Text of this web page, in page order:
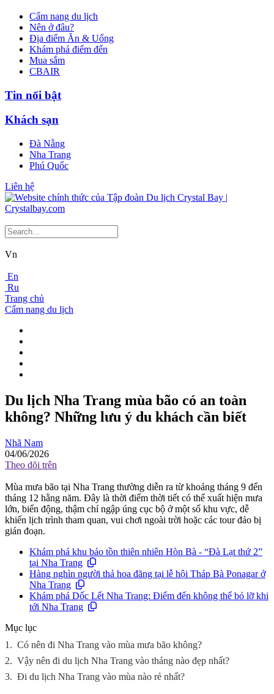
Cẩm nang du lịch
Nên ở đâu?
Địa điểm Ăn & Uống
Khám phá điểm đến
Mua sắm
CBAIR
Tin nổi bật
Khách sạn
Đà Nẵng
Nha Trang
Phú Quốc
Liên hệ
Vn
En
Ru
Trang chủ
Cẩm nang du lịch
Du lịch Nha Trang mùa bão có an toàn
không? Những lưu ý du khách cần biết
Nhã Nam
04/06/2026
Theo dõi trên
Mùa mưa bão tại Nha Trang thường diễn ra từ khoảng tháng 9 đến
tháng 12 hằng năm. Đây là thời điểm thời tiết có thể xuất hiện mưa
lớn, biển động, thậm chí ngập úng cục bộ ở một số khu vực, dễ
khiến lịch trình tham quan, vui chơi ngoài trời hoặc các tour đảo bị
gián đoạn.
Khám phá khu bảo tồn thiên nhiên Hòn Bà - “Đà Lạt thứ 2”
tại Nha Trang
Hàng nghìn người thả hoa đăng tại lễ hội Tháp Bà Ponagar ở
Nha Trang
Khám phá Dốc Lết Nha Trang: Điểm đến không thể bỏ lỡ khi
tới Nha Trang
Mục lục
1. Có nên đi Nha Trang vào mùa mưa bão không?
2. Vậy nên đi du lịch Nha Trang vào tháng nào đẹp nhất?
3. Đi du lịch Nha Trang vào mùa nào rẻ nhất?